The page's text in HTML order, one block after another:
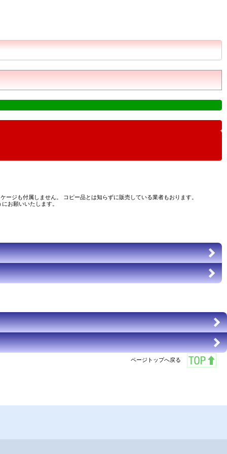
ジも付属しません。 コピー品とは知らずに販売している業者もおります。
お願いいたします。
ページトップへ戻る